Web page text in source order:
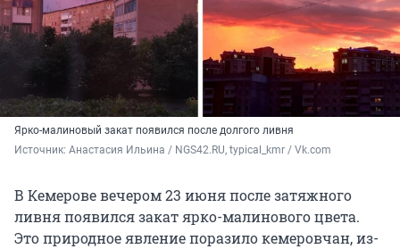
Ярко-малиновый закат появился после долгого ливня
Источник: Анастасия Ильина / NGS42.RU, typical_kmr / Vk.com
В Кемерове вечером 23 июня после затяжного
ливня появился закат ярко-малинового цвета.
Это природное явление поразило кемеровчан, из-